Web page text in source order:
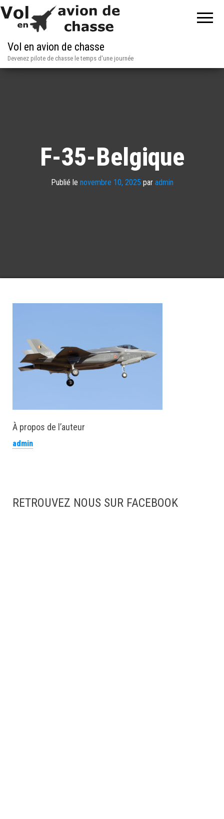
Vol en avion de chasse
Devenez pilote de chasse le temps d'une journée
F-35-Belgique
Publié le novembre 10, 2025 par admin
À propos de l’auteur
admin
RETROUVEZ NOUS SUR FACEBOOK